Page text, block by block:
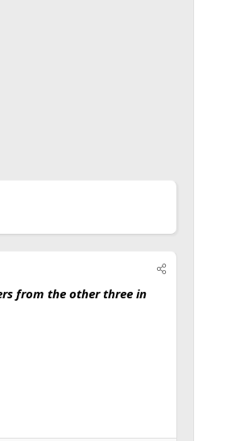
from the other three in